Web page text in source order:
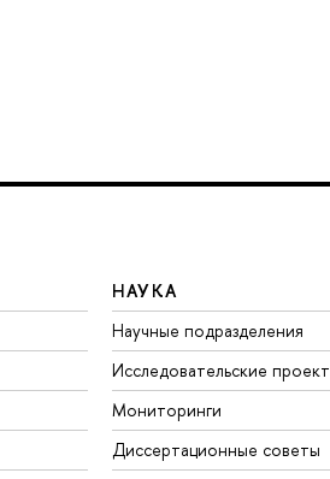
НАУКА
Научные подразделения
Исследовательские
Мониторинги
Диссертационные советы